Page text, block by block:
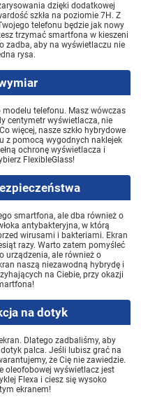
dzięki dodatkowej
szkła na poziomie 7H. Z
telefonu będzie jak nowy
trzymać smartfona w kieszeni
zadba, aby na wyświetlaczu nie
rysa.
telefonu. Masz wówczas
centymetr wyświetlacza, nie
więcej, nasze szkło hybrydowe
z pomocą wygodnych naklejek
ochronę wyświetlacza i
FlexibleGlass!
smartfona, ale dba również o
antybakteryjna, w którą
wirusami i bakteriami. Ekran
razy. Warto zatem pomyśleć
urządzenia, ale również o
naszą niezawodną hybrydę i
na Ciebie, przy okazji
na dotyk
Dlatego zadbaliśmy, aby
palca. Jeśli lubisz grać na
że Cię nie zawiedzie.
oleofobowej wyświetlacz jest
Flexa i ciesz się wysoko
ekranem!